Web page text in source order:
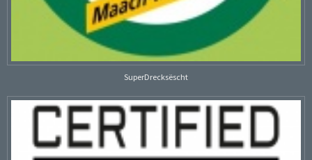
SuperDrecksëscht